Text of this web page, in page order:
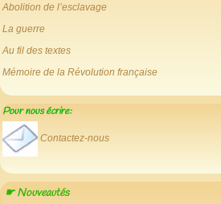
Abolition de l’esclavage
La guerre
Au fil des textes
Mémoire de la Révolution française
Pour nous écrire:
Contactez-nous
☛ Nouveautés